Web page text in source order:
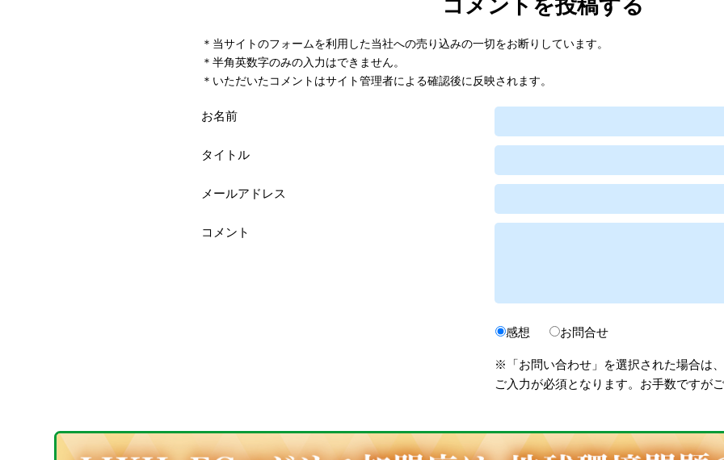
コメントを投稿する
＊当サイトのフォームを利用した当社への売り込みの一切をお断りしています。
＊半角英数字のみの入力はできません。
＊いただいたコメントはサイト管理者による確認後に反映されます。
お名前
タイトル
メールアドレス
コメント
感想 お問合せ
※「お問い合わせ」を選択された場合は
ご入力が必須となります。お手数ですが